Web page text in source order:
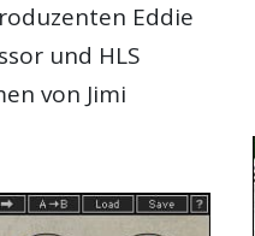
Eddie
und HLS
von Jimi